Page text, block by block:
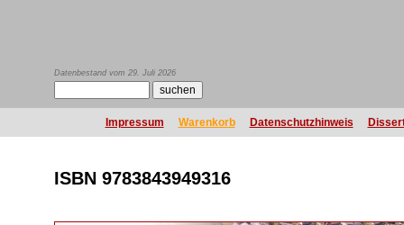
Datenbestand vom 29. Juli 2026
Impressum Warenkorb Datenschutzhinweis
ISBN 9783843949316